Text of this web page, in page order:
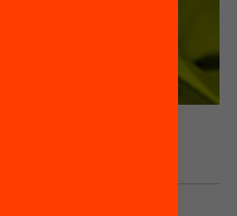
l’educació a